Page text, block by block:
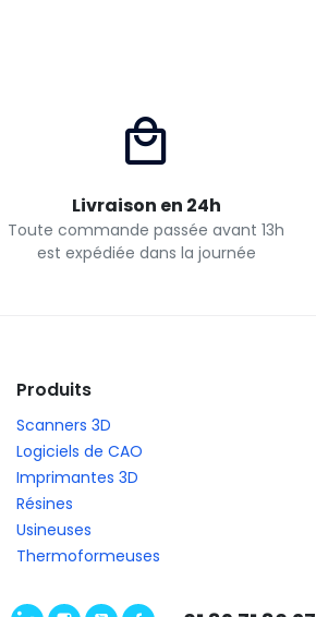
Livraison en 24h
Toute commande passée avant 13h
est expédiée dans la journée
Produits
Scanners 3D
Logiciels de CAO
Imprimantes 3D
Résines
Usineuses
Thermoformeuses